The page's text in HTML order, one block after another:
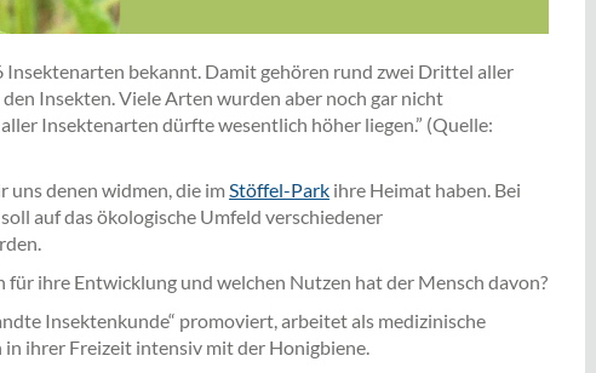
Insektenarten bekannt. Damit gehören rund zwei Drittel aller
Insekten. Viele Arten wurden aber noch gar nicht
Insektenarten dürfte wesentlich höher liegen.” (Quelle:
uns denen widmen, die im Stöffel-Park ihre Heimat haben. Bei
auf das ökologische Umfeld verschiedener
für ihre Entwicklung und welchen Nutzen hat der Mensch davon?
Insektenkunde“ promoviert, arbeitet als medizinische
ihrer Freizeit intensiv mit der Honigbiene.